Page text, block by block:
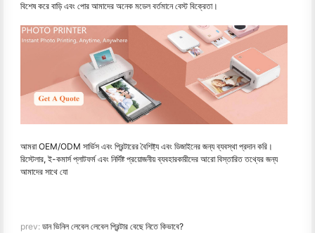
বিশেষ করে বাড়ি এবং পোর আমাদের অনেক মডেল বর্তমানে বেস্ট বিক্রেতা।
আমরা OEM/ODM সার্ভিস এবং প্রিন্টারের বৈশিষ্ট্য এবং ডিজাইনের জন্য ব্যবস্থা প্রদান করি।
রিস্টেলার, ই-কমার্স প্লাটফর্ম এবং নির্দিষ্ট প্রয়োজনীয় ব্যবহারকারীদের আরো বিস্তারিত তথ্যের জন্য
আমাদের সাথে যো
prev: ডান ভিনিল লেবেল লেবেল প্রিন্টার বেছে নিতে কিভাবে?